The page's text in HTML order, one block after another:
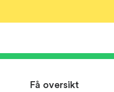
Få oversikt